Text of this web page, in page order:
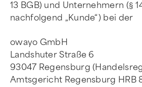
13 BGB) und Unternehmern (§
nachfolgend „Kunde“) bei der
owayo GmbH
Landshuter Straße 6
93047 Regensburg
Amtsgericht Regensburg HRB